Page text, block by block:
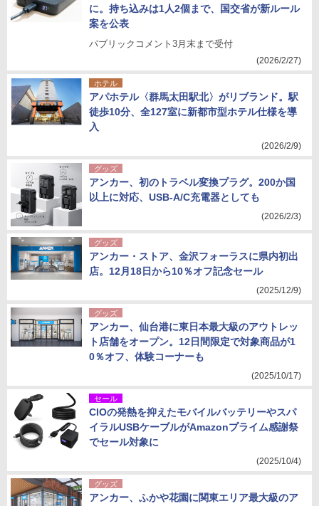
に。持ち込みは1人2個まで、国交省が新ルール
案を公表
パブリックコメント3月末まで受付
(2026/2/27)
ホテル
アパホテル〈群馬太田駅北〉がリブランド。駅
徒歩10分、全127室に新都市型ホテル仕様を導
入
(2026/2/9)
グッズ
アンカー、初のトラベル変換プラグ。200か国
以上に対応、USB-A/C充電器としても
(2026/2/3)
グッズ
アンカー・ストア、金沢フォーラスに県内初出
店。12月18日から10％オフ記念セール
(2025/12/9)
グッズ
アンカー、仙台港に東日本最大級のアウトレッ
ト店舗をオープン。12日間限定で対象商品が1
0％オフ、体験コーナーも
(2025/10/17)
セール
CIOの発熱を抑えたモバイルバッテリーやスパ
イラルUSBケーブルがAmazonプライム感謝祭
でセール対象に
(2025/10/4)
グッズ
アンカー、ふかや花園に関東エリア最大級のア